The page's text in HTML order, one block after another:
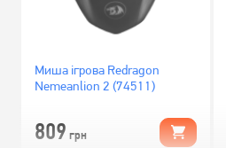
Миша ігрова Redragon
Nemeanlion 2 (74511)
809 грн